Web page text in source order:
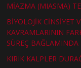
MİAZMA (MIASMA)
BİYOLOJİK CİNSİYET
KAVRAMLARININ
SÜREÇ BAĞLAMINDA
KIRIK KALPLER